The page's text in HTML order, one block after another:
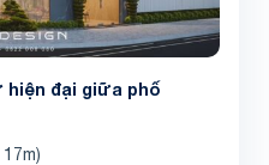
đại giữa phố